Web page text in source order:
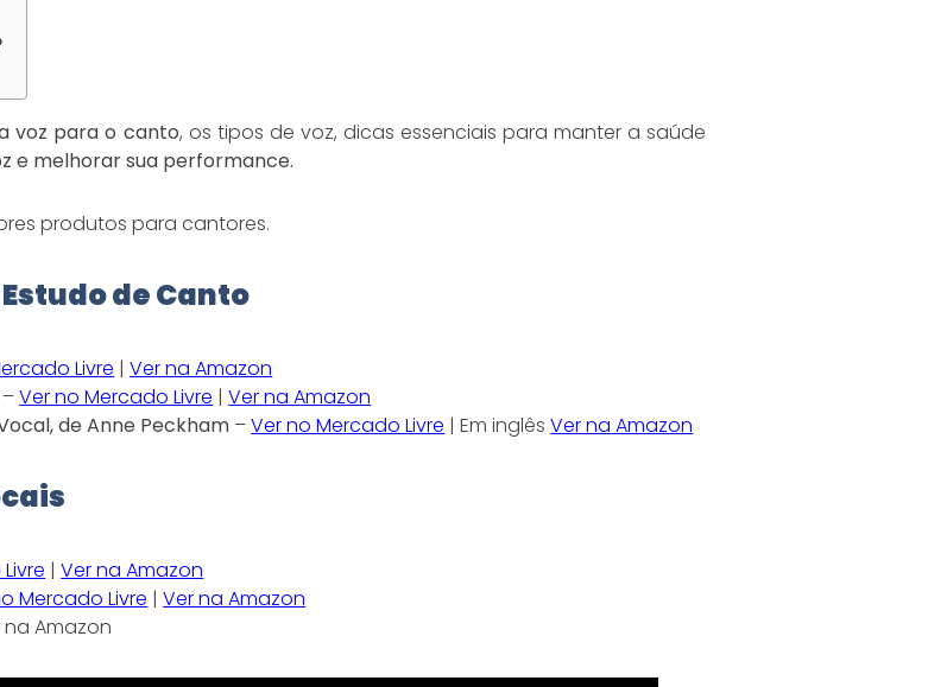
voz para o canto, os tipos de voz, dicas essenciais para manter a saúde
e melhorar sua performance.
produtos para cantores.
de Canto
Livre |Ver na Amazon
–Ver no Mercado Livre |Ver na Amazon
de Anne Peckham –Ver no Mercado Livre | Em inglêsVer na Amazon
|Ver na Amazon
Mercado Livre |Ver na Amazon
na Amazon